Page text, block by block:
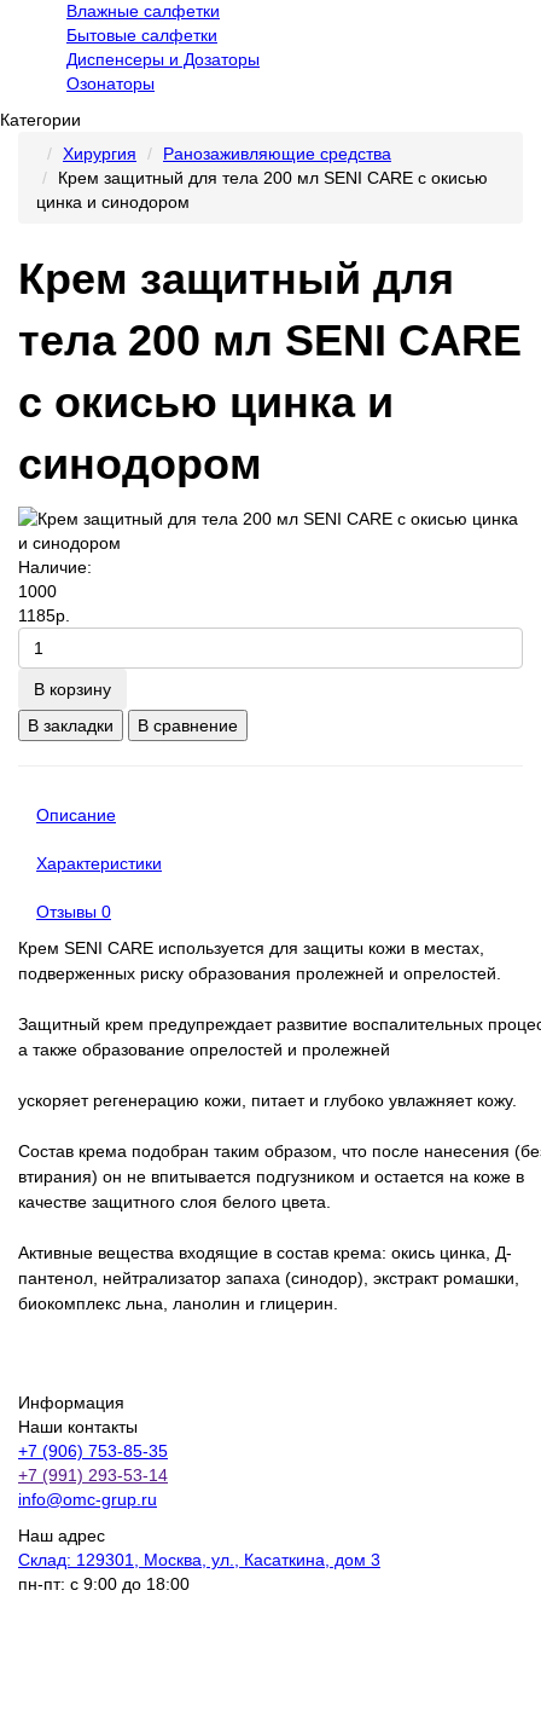
Влажные салфетки
Бытовые салфетки
Диспенсеры и Дозаторы
Озонаторы
Категории
Хирургия
Ранозаживляющие средства
Крем защитный для тела 200 мл SENI CARE с окисью
цинка и синодором
Крем защитный для
тела 200 мл SENI CARE
с окисью цинка и
синодором
Наличие:
1000
1185р.
В корзину
В закладки
В сравнение
Описание
Характеристики
Отзывы 0
Крем SENI CARE используется для защиты кожи в местах,
подверженных риску образования пролежней и опрелостей.
Защитный крем предупреждает развитие воспалительных
а также образование опрелостей и пролежней
ускоряет регенерацию кожи, питает и глубоко увлажняет кожу.
Состав крема подобран таким образом, что после нанесения
втирания) он не впитывается подгузником и остается на коже в
качестве защитного слоя белого цвета.
Активные вещества входящие в состав крема: окись цинка, Д-
пантенол, нейтрализатор запаха (синодор), экстракт ромашки,
биокомплекс льна, ланолин и глицерин.
Информация
Наши контакты
+7 (906) 753-85-35
+7 (991) 293-53-14
info@omc-grup.ru
Наш адрес
Склад: 129301, Москва, ул., Касаткина, дом 3
пн-пт: с 9:00 до 18:00